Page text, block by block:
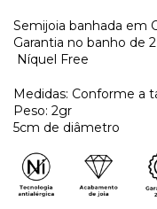
Semijoia banhada em
Garantia no banho de
Níquel Free
Medidas: Conforme a
Peso: 2gr
5cm de diâmetro